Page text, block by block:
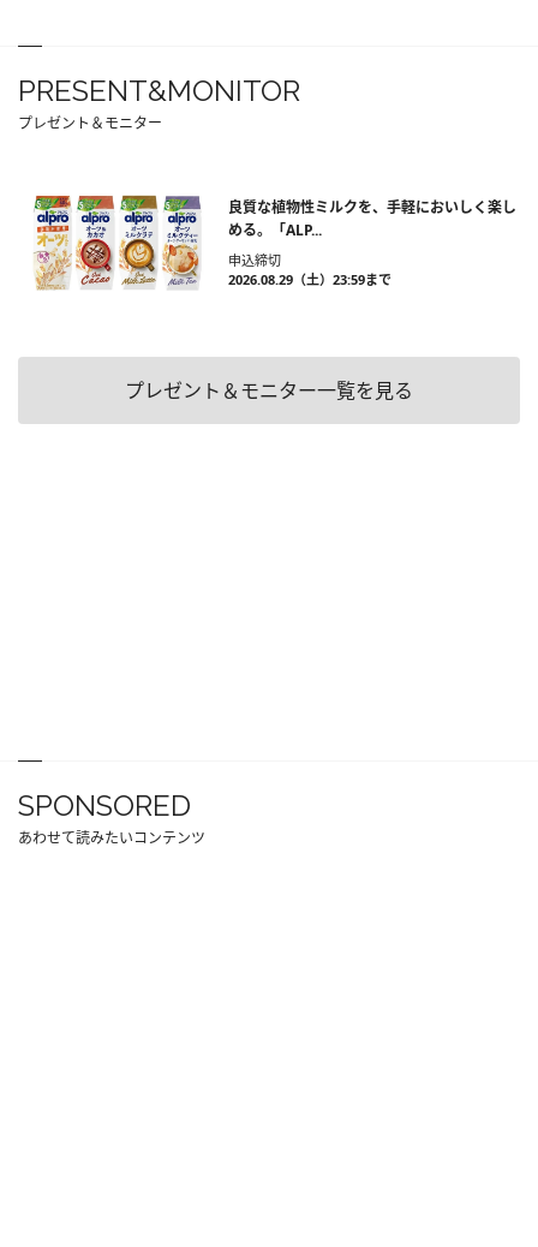
PRESENT&MONITOR
プレゼント＆モニター
良質な植物性ミルクを、手軽においしく楽し
める。「ALP...
申込締切
2026.08.29（土）23:59まで
プレゼント＆モニター一覧を見る
SPONSORED
あわせて読みたいコンテンツ